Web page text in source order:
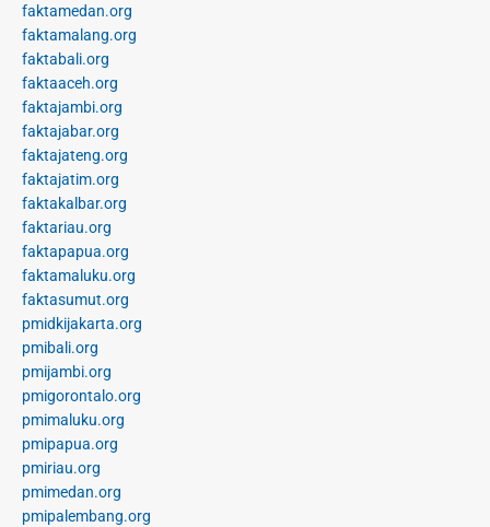
faktamedan.org
faktamalang.org
faktabali.org
faktaaceh.org
faktajambi.org
faktajabar.org
faktajateng.org
faktajatim.org
faktakalbar.org
faktariau.org
faktapapua.org
faktamaluku.org
faktasumut.org
pmidkijakarta.org
pmibali.org
pmijambi.org
pmigorontalo.org
pmimaluku.org
pmipapua.org
pmiriau.org
pmimedan.org
pmipalembang.org